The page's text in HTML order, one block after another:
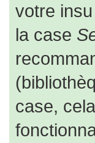
votre
la case
case,